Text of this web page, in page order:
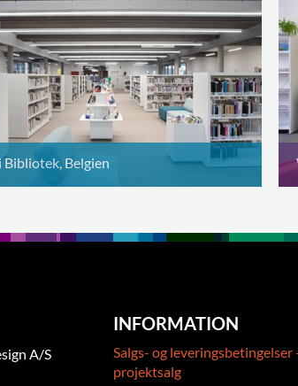
Bibliotek, Belgien
A/S
INFORMATION
Salgs- og leveringsbetingelser
projektsalg